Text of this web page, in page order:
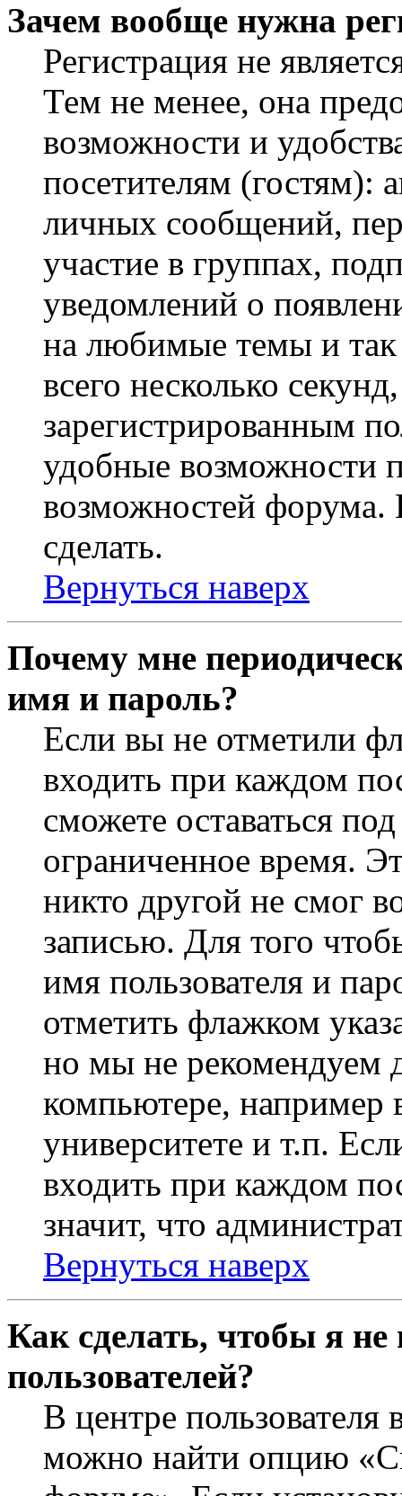
Зачем вообще нужна
Регистрация не
Тем не менее, она
возможности и
посетителям (гостям):
личных сообщений,
участие в группах,
уведомлений о
на любимые темы и так
всего несколько
зарегистрированным
удобные возможности
возможностей
сделать.
Вернуться наверх
Почему мне
имя и пароль?
Если вы не отметили
входить при каждом
сможете оставаться
ограниченное время.
никто другой не смог
записью. Для того
имя пользователя и
отметить флажком
но мы не рекомендуем
компьютере, например
университете и т.п.
входить при каждом
значит, что
Вернуться наверх
Как сделать, чтобы я
пользователей?
В центре
можно найти опцию